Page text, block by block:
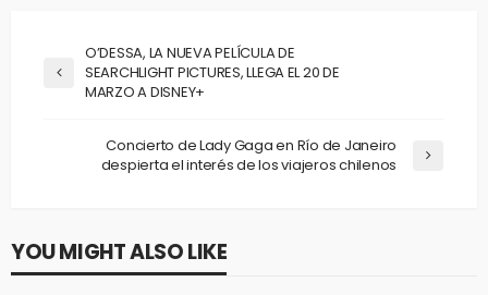
O’DESSA, LA NUEVA PELÍCULA DE
SEARCHLIGHT PICTURES, LLEGA EL 20 DE
MARZO A DISNEY+
Concierto de Lady Gaga en Río de Janeiro
despierta el interés de los viajeros chilenos
YOU MIGHT ALSO LIKE